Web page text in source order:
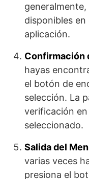
disponibles
aplicación.
Confirmación
hayas
el botón de
selección. La
verificación
seleccionado.
Salida del
varias veces
presiona el